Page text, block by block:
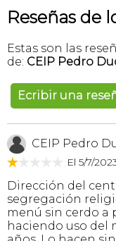
Reseñas de
Estas son las
de: CEIP Pedro
Ecribir una
CEIP Pedro
Dirección del
segregación
menú sin cerdo a
haciendo uso del